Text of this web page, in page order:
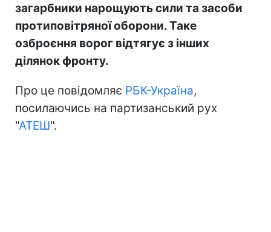
загарбники нарощують сили та засоби
протиповітряної оборони. Таке
озброєння ворог відтягує з інших
ділянок фронту.
Про це повідомляє РБК-Україна,
посилаючись на партизанський рух
"АТЕШ".